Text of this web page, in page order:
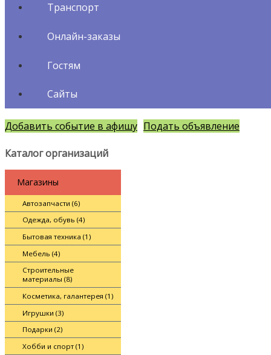
Транспорт
Онлайн-заказы
Гостям
Сайты
Добавить событие в афишу Подать объявление
Каталог организаций
Магазины
Автозапчасти (6)
Одежда, обувь (4)
Бытовая техника (1)
Мебель (4)
Строительные
материалы (8)
Косметика, галантерея (1)
Игрушки (3)
Подарки (2)
Хобби и спорт (1)